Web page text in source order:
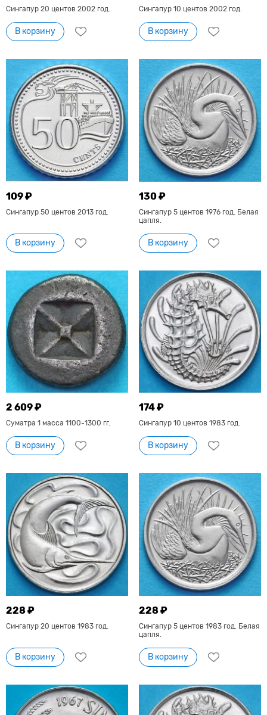
Сингапур 20 центов 2002 год.
В корзину
Сингапур 10 центов 2002 год.
В корзину
109 ₽
Сингапур 50 центов 2013 год.
В корзину
130 ₽
Сингапур 5 центов 1976 год. Белая
цапля.
В корзину
2 609 ₽
Суматра 1 масса 1100-1300 гг.
В корзину
174 ₽
Сингапур 10 центов 1983 год.
В корзину
228 ₽
Сингапур 20 центов 1983 год.
В корзину
228 ₽
Сингапур 5 центов 1983 год. Белая
цапля.
В корзину